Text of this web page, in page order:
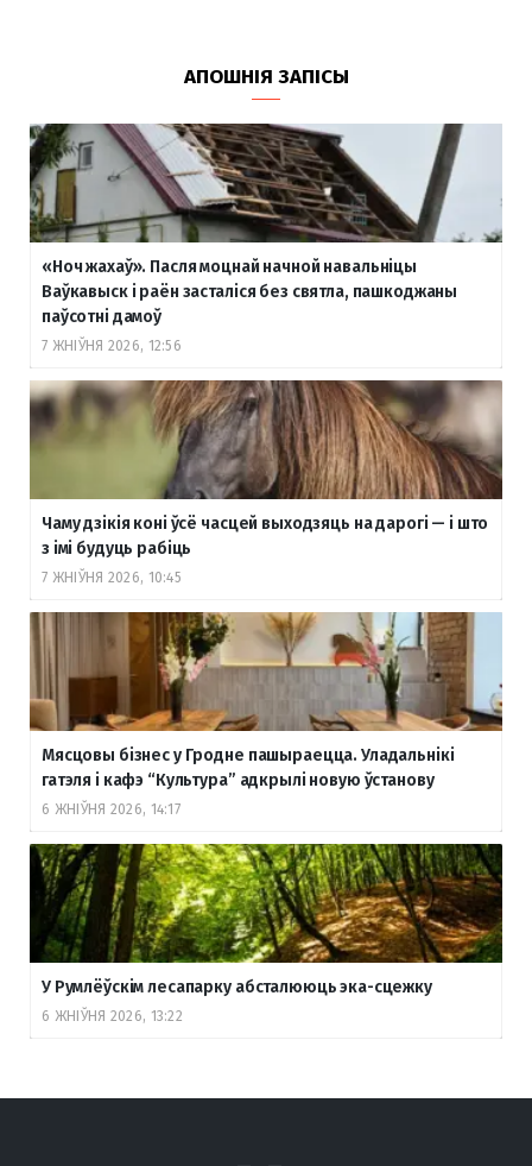
АПОШНІЯ ЗАПІСЫ
«Ноч жахаў». Пасля моцнай начной навальніцы
Ваўкавыск і раён засталіся без святла, пашкоджаны
паўсотні дамоў
7 ЖНІЎНЯ 2026, 12:56
Чаму дзікія коні ўсё часцей выходзяць на дарогі — і што
з імі будуць рабіць
7 ЖНІЎНЯ 2026, 10:45
Мясцовы бізнес у Гродне пашыраецца. Уладальнікі
гатэля і кафэ “Культура” адкрылі новую ўстанову
6 ЖНІЎНЯ 2026, 14:17
У Румлёўскім лесапарку абсталююць эка-сцежку
6 ЖНІЎНЯ 2026, 13:22